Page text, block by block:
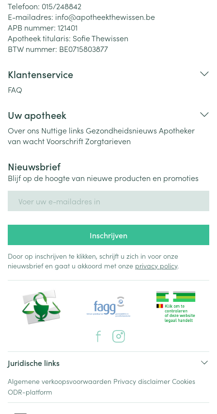
Telefoon: 015/248842
E-mailadres: info@apotheekthewissen.be
APB nummer: 121401
Apotheek titularis: Sofie Thewissen
BTW nummer: BE0715803877
Klantenservice
FAQ
Uw apotheek
Over ons Nuttige links Gezondheidsnieuws Apotheker
van wachtVoorschriftZorgtarieven
Nieuwsbrief
Blijf op de hoogte van nieuwe producten en promoties
Inschrijven
Door op inschrijven te klikken, schrijft u zich in voor onze
nieuwsbrief en gaat u akkoord met onze privacy policy.
Juridische links
Algemene verkoopsvoorwaarden Privacy disclaimer Cookies
ODR-platform